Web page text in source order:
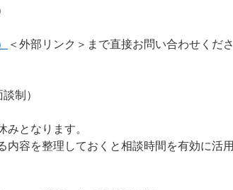
＜外部リンク＞ まで直接お問い合わせくださ
制）
となります。
容を整理しておくと相談時間を有効に活用